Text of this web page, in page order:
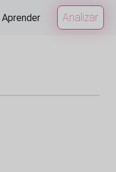
Aprender Analizar